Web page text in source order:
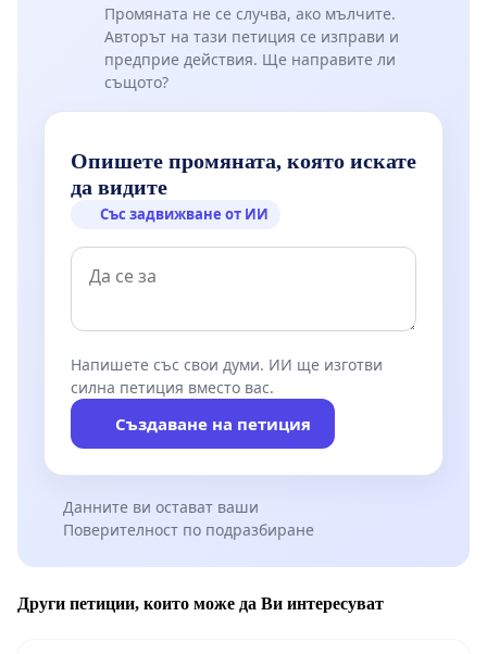
Промяната не се случва, ако мълчите.
Авторът на тази петиция се изправи и
предприе действия. Ще направите ли
същото?
Опишете промяната, която искате
да видите
Със задвижване от ИИ
Напишете със свои думи. ИИ ще изготви
силна петиция вместо вас.
Създаване на петиция
Данните ви остават ваши
Поверителност по подразбиране
Други петиции, които може да Ви интересуват